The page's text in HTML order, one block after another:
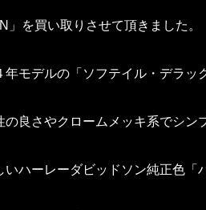
」を買い取りさせて頂きました。
年モデルの「ソフテイル・デラッ
の良さやクロームメッキ系でシン
いハーレーダビッドソン純正色「